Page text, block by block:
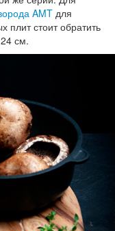
AMT для
плит стоит обратить
см.